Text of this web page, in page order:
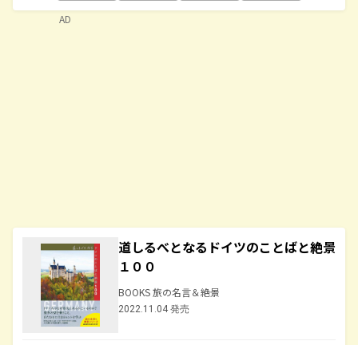
道しるべとなるドイツのことばと絶景
１００
BOOKS 旅の名言＆絶景
2022.11.04 発売
AD